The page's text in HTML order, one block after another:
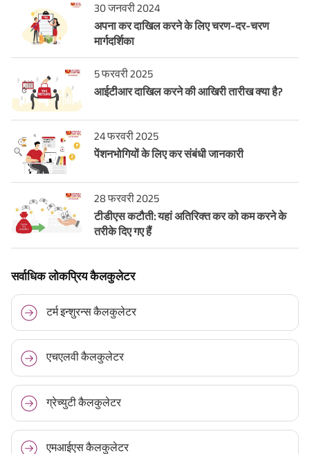
30 जनवरी 2024
अपना कर दाखिल करने के लिए चरण-दर-चरण
मार्गदर्शिका
5 फरवरी 2025
आईटीआर दाखिल करने की आखिरी तारीख क्या है?
24 फरवरी 2025
पेंशनभोगियों के लिए कर संबंधी जानकारी
28 फरवरी 2025
टीडीएस कटौती: यहां अतिरिक्त कर को कम करने के
तरीके दिए गए हैं
सर्वाधिक लोकप्रिय कैलकुलेटर
टर्म इन्शुरन्स कैलकुलेटर
एचएलवी कैलकुलेटर
ग्रेच्युटी कैलकुलेटर
एमआईएस कैलकुलेटर